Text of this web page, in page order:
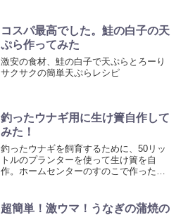
コスパ最高でした。鮭の白子の天
ぷら作ってみた
激安の食材、鮭の白子で天ぷらとろーり
サクサクの簡単天ぷらレシピ
釣ったウナギ用に生け簀自作して
みた！
釣ったウナギを飼育するために、50リッ
トルのプランターを使って生け簀を自
作。ホームセンターのすのこで作った脱
超簡単！激ウマ！うなぎの蒲焼の